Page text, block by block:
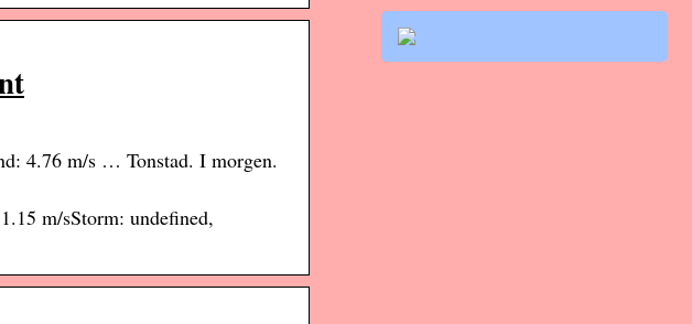
4.76 m/s … Tonstad. I morgen.
m/sStorm: undefined,